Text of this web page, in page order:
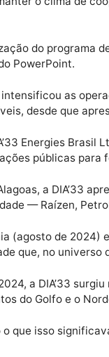
davam
até o
parceiros
SANTOS
do
do PowerPoint.
intensificou
desde
Energies
públicas
e Alagoas, a